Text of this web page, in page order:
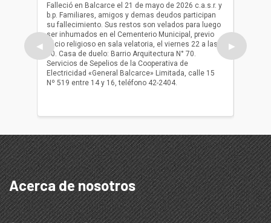
◀
Falleció en Balcarce el 21 de mayo de 2026 c.a.s.r. y
b.p. Familiares, amigos y demas deudos participan
su fallecimiento. Sus restos son velados para luego
ser inhumados en el Cementerio Municipal, previo
oficio religioso en sala velatoria, el viernes 22 a las
10. Casa de duelo: Barrio Arquitectura N° 70.
Servicios de Sepelios de la Cooperativa de
Electricidad «General Balcarce» Limitada, calle 15
Nº 519 entre 14 y 16, teléfono 42-2404.
ser
oficio
▶
Acerca de nosotros